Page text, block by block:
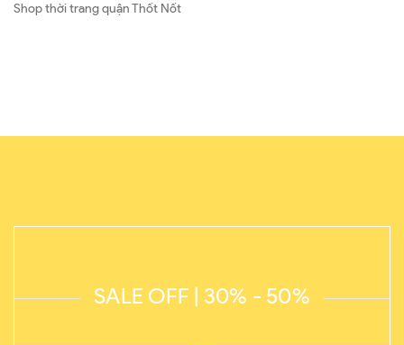
Shop thời trang quận Thốt Nốt
SALE OFF | 30% - 50%